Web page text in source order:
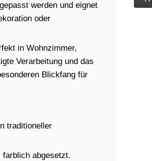
werden und eignet
oder
in Wohnzimmer,
Verarbeitung und das
Blickfang für
traditioneller
abgesetzt.